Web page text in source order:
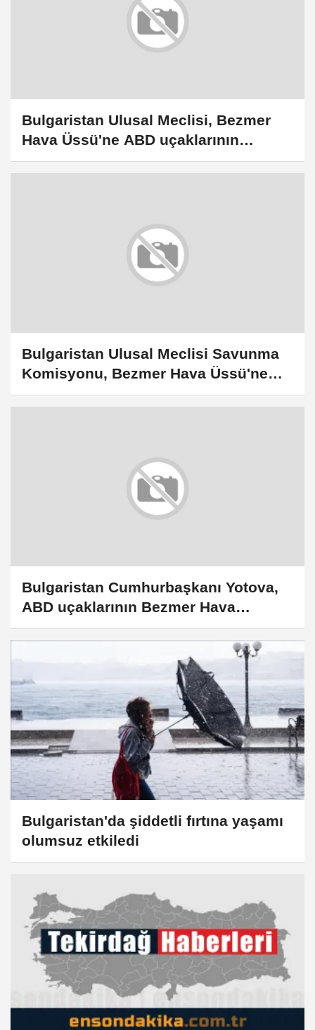
Bulgaristan Ulusal Meclisi, Bezmer
Hava Üssü'ne ABD uçaklarının
konuşlandırılmasını onayladı
Bulgaristan Ulusal Meclisi Savunma
Komisyonu, Bezmer Hava Üssü'ne
ABD uçaklarının konuşlandırılmasını
Bulgaristan Cumhurbaşkanı Yotova,
ABD uçaklarının Bezmer Hava
Üssü'nde konuşlandırılmasını
değerlendirdi
Bulgaristan'da şiddetli fırtına yaşamı
olumsuz etkiledi